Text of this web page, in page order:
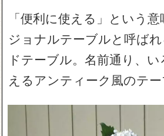
「便利に使える」という
ジョナルテーブルと呼ば
ドテーブル。名前通り、
えるアンティーク風のテー